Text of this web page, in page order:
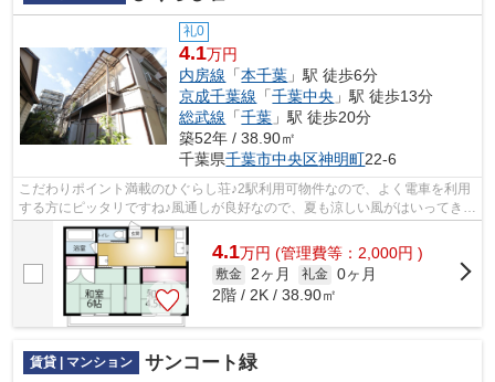
礼0
4.1万円
内房線 「本千葉 」駅 徒歩6分
京成千葉線 「千葉中央 」駅 徒歩13分
総武線 「千葉 」駅 徒歩20分
築52年 / 38.90㎡
千葉県千葉市中央区神明町22-6
こだわりポイント満載のひぐらし荘♪2駅利用可物件なので、よく電車を利用
する方にピッタリですね♪風通しが良好なので、夏も涼しい風がはいってきま
す♪駅から徒歩6分にある物件なので、...
4.1万円 (管理費等：2,000円 )
敷金 2ヶ月 礼金 0ヶ月
2階 / 2K / 38.90㎡
賃貸 | マンション サンコート緑